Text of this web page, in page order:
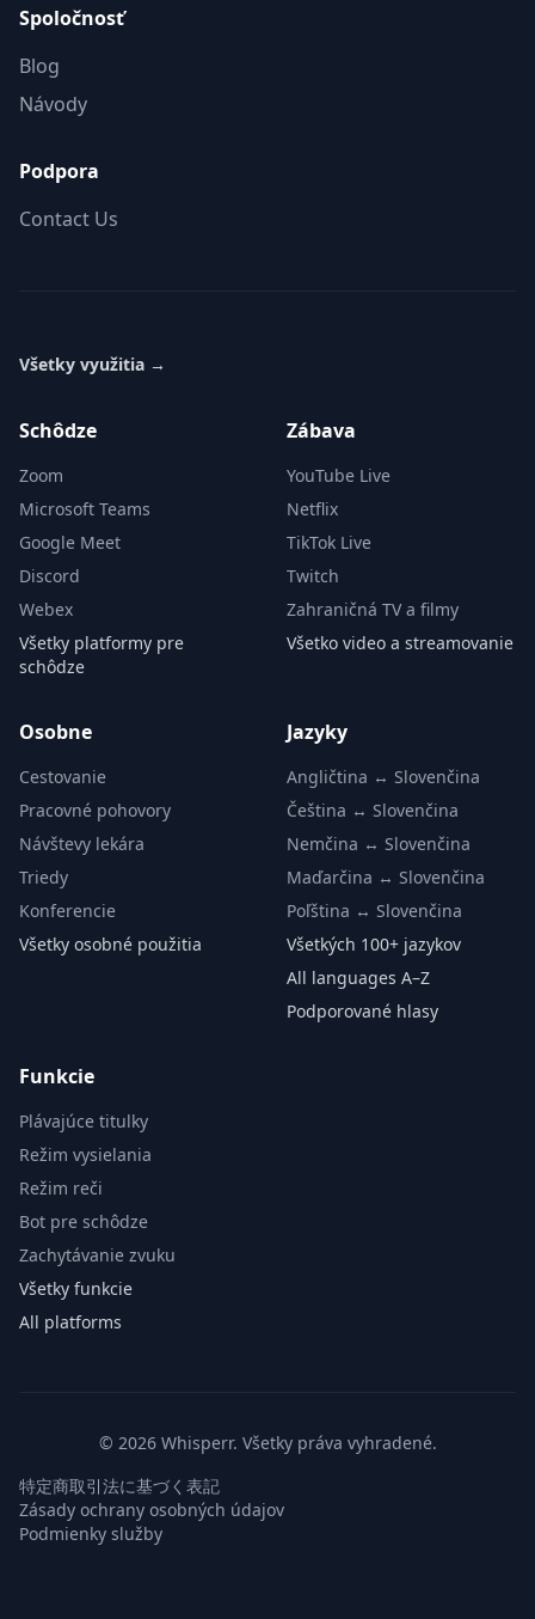
Spoločnosť
Blog
Návody
Podpora
Contact Us
Všetky využitia →
Schôdze
Zoom
Microsoft Teams
Google Meet
Discord
Webex
Všetky platformy pre
schôdze
Zábava
YouTube Live
Netflix
TikTok Live
Twitch
Zahraničná TV a filmy
Všetko video a streamovanie
Osobne
Cestovanie
Pracovné pohovory
Návštevy lekára
Triedy
Konferencie
Všetky osobné použitia
Jazyky
Angličtina ↔ Slovenčina
Čeština ↔ Slovenčina
Nemčina ↔ Slovenčina
Maďarčina ↔ Slovenčina
Poľština ↔ Slovenčina
Všetkých 100+ jazykov
All languages A–Z
Podporované hlasy
Funkcie
Plávajúce titulky
Režim vysielania
Režim reči
Bot pre schôdze
Zachytávanie zvuku
Všetky funkcie
All platforms
© 2026 Whisperr. Všetky práva vyhradené.
特定商取引法に基づく表記
Zásady ochrany osobných údajov
Podmienky služby